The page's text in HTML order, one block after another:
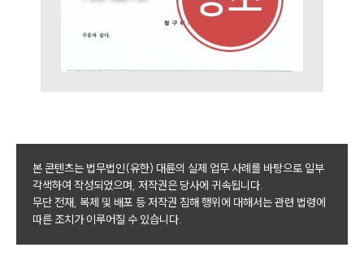
본 콘텐츠는 법무법인(유한) 대륜의 실제 업무 사례를 바탕으로 일부
각색하여 작성되었으며, 저작권은 당사에 귀속됩니다.
무단 전재, 복제 및 배포 등 저작권 침해 행위에 대해서는 관련 법령에
따른 조치가 이루어질 수 있습니다.